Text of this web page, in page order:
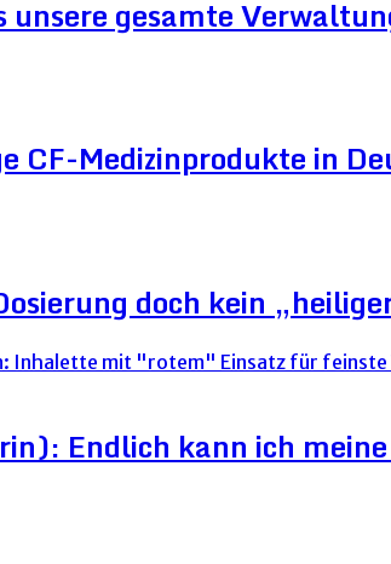
unsere gesamte
CF-Medizinprodukte in
doch kein
Endlich kann ich